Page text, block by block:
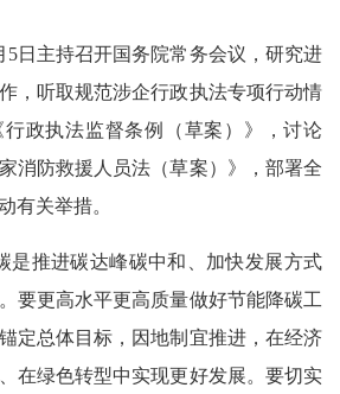
5日主持召开国务院常务会议，研究进
，听取规范涉企行政执法专项行动情
政执法监督条例（草案）》，讨论
消防救援人员法（草案）》，部署全
有关举措。
是推进碳达峰碳中和、加快发展方式
要更高水平更高质量做好节能降碳工
定总体目标，因地制宜推进，在经济
在绿色转型中实现更好发展。要切实